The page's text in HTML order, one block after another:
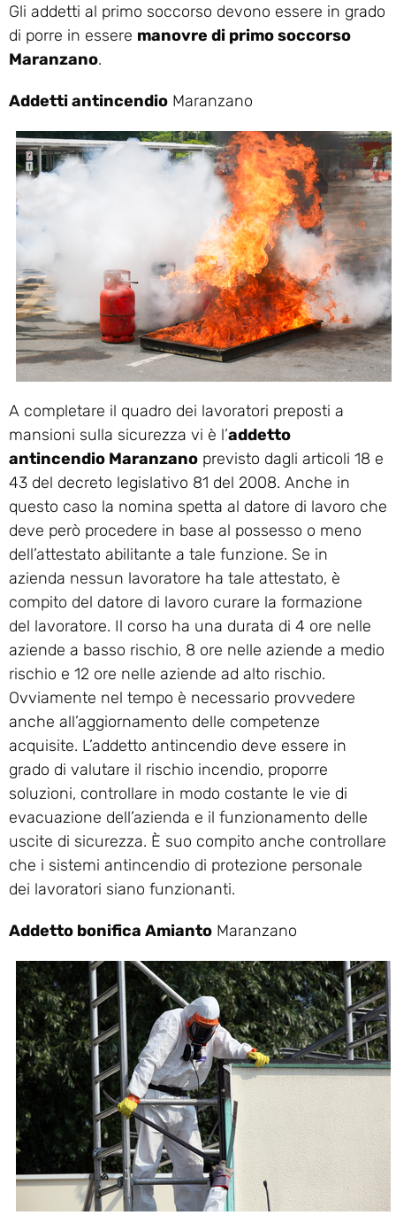
Gli addetti al primo soccorso devono essere in grado
di porre in essere manovre di primo soccorso
Maranzano.
Addetti antincendio Maranzano
A completare il quadro dei lavoratori preposti a
mansioni sulla sicurezza vi è l’addetto
antincendio Maranzano previsto dagli articoli 18 e
43 del decreto legislativo 81 del 2008. Anche in
questo caso la nomina spetta al datore di lavoro che
deve però procedere in base al possesso o meno
dell’attestato abilitante a tale funzione. Se in
azienda nessun lavoratore ha tale attestato, è
compito del datore di lavoro curare la formazione
del lavoratore. Il corso ha una durata di 4 ore nelle
aziende a basso rischio, 8 ore nelle aziende a medio
rischio e 12 ore nelle aziende ad alto rischio.
Ovviamente nel tempo è necessario provvedere
anche all’aggiornamento delle competenze
acquisite. L’addetto antincendio deve essere in
grado di valutare il rischio incendio, proporre
soluzioni, controllare in modo costante le vie di
evacuazione dell’azienda e il funzionamento delle
uscite di sicurezza. È suo compito anche controllare
che i sistemi antincendio di protezione personale
dei lavoratori siano funzionanti.
Addetto bonifica Amianto Maranzano